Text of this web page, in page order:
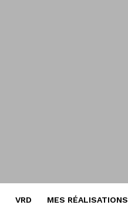
VRD MES RÉALISATIONS